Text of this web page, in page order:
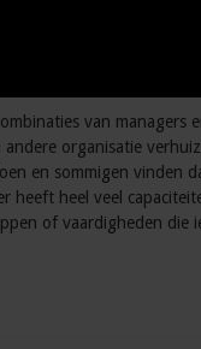
van managers
andere organisatie
en sommigen vinden
heeft heel veel
of vaardigheden die